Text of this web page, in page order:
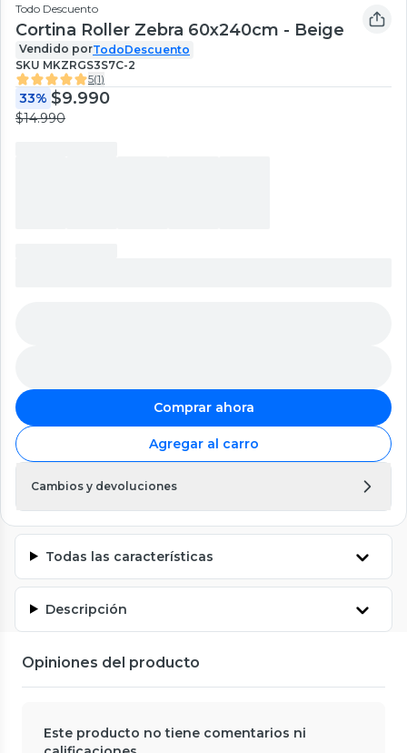
Todo Descuento
Cortina Roller Zebra 60x240cm - Beige
Vendido porTodoDescuento
SKU MKZRGS3S7C-2
5(1)
33% $9.990
$14.990
Comprar ahora
Agregar al carro
Cambios y devoluciones
Todas las características
Descripción
Opiniones del producto
Este producto no tiene comentarios ni